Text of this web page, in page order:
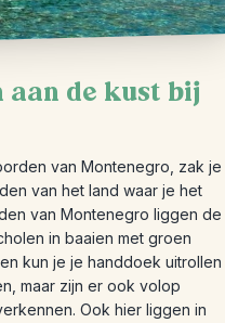
aan de kust bij
van Montenegro, zak je
van het land waar je het
van Montenegro liggen de
in baaien met groen
kun je je handdoek uitrollen
maar zijn er ook volop
Ook hier liggen in